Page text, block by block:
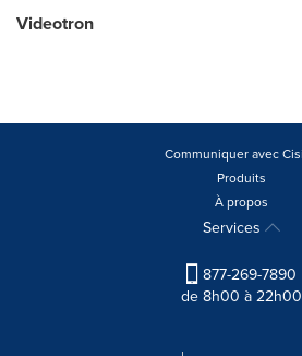
Videotron
Communiquer avec
Produits
À propos
Services
877-269-7890
de 8h00 à 22h00